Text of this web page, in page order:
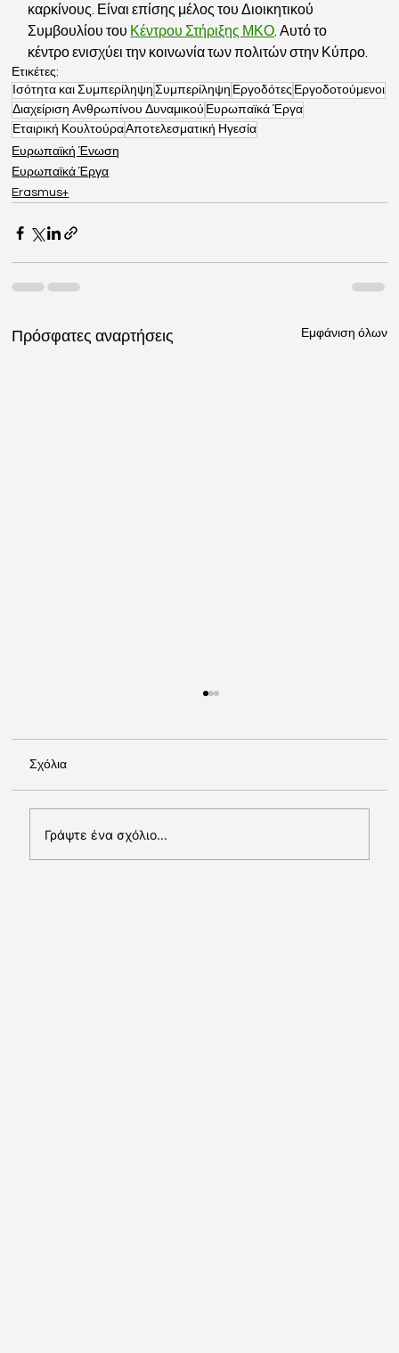
καρκίνους. Είναι επίσης μέλος του Διοικητικού
Συμβουλίου του Κέντρου Στήριξης ΜΚΟ . Αυτό το
κέντρο ενισχύει την κοινωνία των πολιτών στην Κύπρο.
Ετικέτες:
Ισότητα και Συμπερίληψη Συμπερίληψη Εργοδότες Εργοδοτούμενοι
Διαχείριση Ανθρωπίνου Δυναμικού Ευρωπαϊκά Έργα
Εταιρική ΚουλτούραΑποτελεσματική Ηγεσία
Ευρωπαϊκή Ένωση
Ευρωπαϊκά Έργα
Erasmus+
Πρόσφατες αναρτήσεις Εμφάνιση όλων
Σχόλια
Γράψτε ένα σχόλιο...